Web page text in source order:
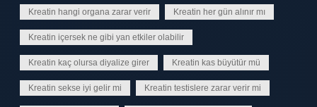
Kreatin hangi organa zarar verir Kreatin her gün alınır mı
Kreatin içersek ne gibi yan etkiler olabilir
Kreatin kaç olursa diyalize girer Kreatin kas büyütür mü
Kreatin sekse iyi gelir mi Kreatin testislere zarar verir mi